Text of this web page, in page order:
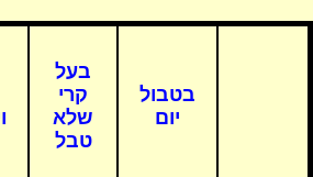
בטבול
יום
בעל
קרי
שלא
טבל